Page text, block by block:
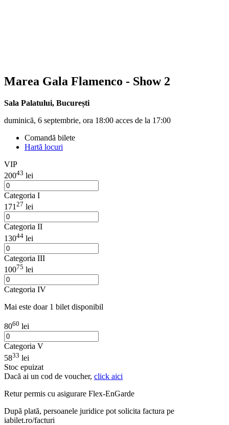
Marea Gala Flamenco - Show 2
Sala Palatului, București
duminică, 6 septembrie, ora 18:00 acces de la 17:00
Comandă bilete
Hartă locuri
VIP
20043 lei
Categoria I
17127 lei
Categoria II
13044 lei
Categoria III
10075 lei
Categoria IV
Mai este doar 1 bilet disponibil
8060 lei
Categoria V
5833 lei
Stoc epuizat
Dacă ai un cod de voucher, click aici
Retur permis cu asigurare Flex-EnGarde
După plată, persoanele juridice pot solicita factura pe
iabilet.ro/facturi